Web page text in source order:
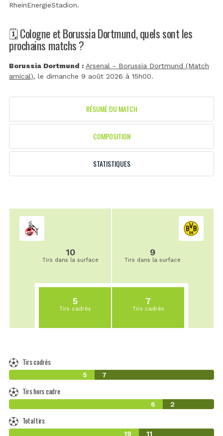
RheinEnergieStadion.
🗓️ Cologne et Borussia Dortmund, quels sont les
prochains matchs ?
Borussia Dortmund : Arsenal - Borussia Dortmund (Match
amical), le dimanche 9 août 2026 à 15h00.
RÉSUMÉ DU MATCH
COMPOSITION
STATISTIQUES
10
Tirs dans la surface
5
Tirs cadrés
9
Tirs dans la surface
7
Tirs cadrés
Tirs cadrés
5 7
Tirs hors cadre
6 2
Total tirs
19 11